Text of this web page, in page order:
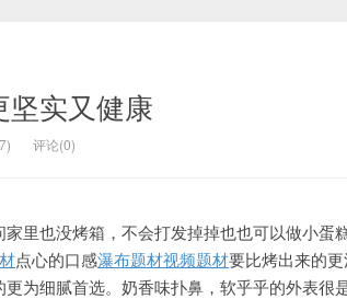
实又健康
评论(0)
里也没烤箱，不会打发掉掉也也可以做小蛋
点心的口感瀑布题材视频题材要比烤出来的
为细腻首选。奶香味扑鼻，软乎乎的外表很